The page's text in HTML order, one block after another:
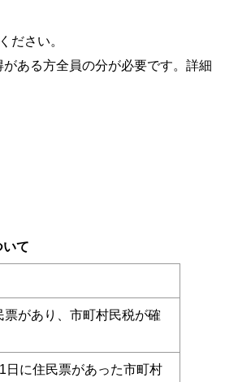
ださい。
ある方全員の分が必要です。詳細
いて
があり、市町村民税が確
日に住民票があった市町村